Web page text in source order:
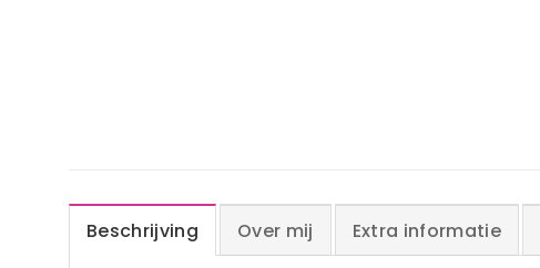
Beschrijving Over mij Extra informatie